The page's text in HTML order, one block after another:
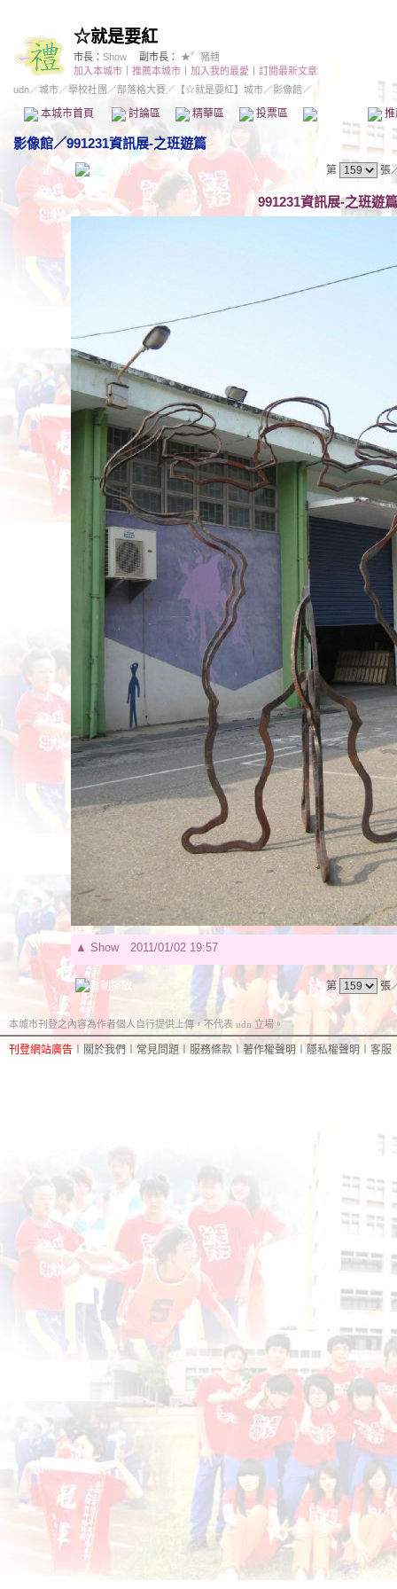
☆就是要紅
市長： Show 副市長：
★〞豬糖
加入本城市
推薦本城市 加入我的最愛
訂閱最新文章
udn／城市／學校社團 ／部落格大賽／ 【☆就是要紅】城市／影像館／
本城市首頁 討論區 精華區 投票區 影像館
影像館／991231資訊展-之班遊篇
第 張
991231資訊展-之班遊
▲ Show 2011/01/02 19:57
第 張
本城市刊登之內容為作者個人自行提供上傳，不代表 udn 立場。
刊登網站廣告 關於我們 常見問題 服務條款 著作權聲明 ︱ 隱私權聲明 客服